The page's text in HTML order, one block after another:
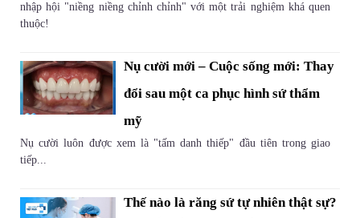
nhập hội "niềng niềng chỉnh chỉnh" với một trải nghiệm khá quen
thuộc!
Nụ cười mới – Cuộc sống mới: Thay
đổi sau một ca phục hình sứ thẩm
mỹ
Nụ cười luôn được xem là "tấm danh thiếp" đầu tiên trong giao
tiếp...
Thế nào là răng sứ tự nhiên thật sự?